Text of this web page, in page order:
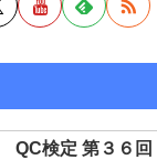
QC検定 第３６